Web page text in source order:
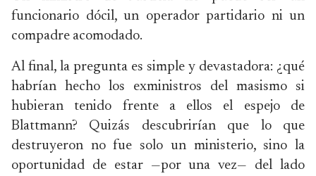
funcionario dócil, un operador partidario ni un
compadre acomodado.
Al final, la pregunta es simple y devastadora: ¿qué
habrían hecho los exministros del masismo si
hubieran tenido frente a ellos el espejo de
Blattmann? Quizás descubrirían que lo que
destruyeron no fue solo un ministerio, sino la
oportunidad de estar —por una vez— del lado